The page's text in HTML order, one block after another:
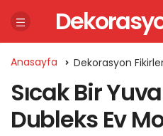
Anasayfa Dekorasyon
Sıcak Bir
Dubleks Ev